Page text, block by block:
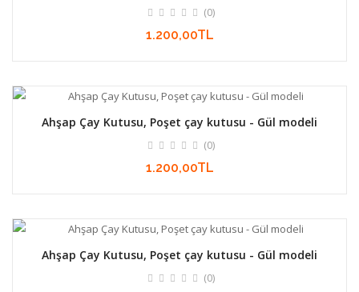
(0)
1.200,00TL
Ahşap Çay Kutusu, Poşet çay kutusu - Gül modeli
(0)
1.200,00TL
Ahşap Çay Kutusu, Poşet çay kutusu - Gül modeli
(0)